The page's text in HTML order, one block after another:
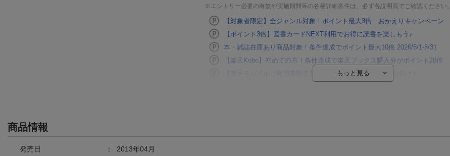
※エントリー必要の有無や実施期間等の各種詳細条件は、必ず各説明頁でご確認ください。
【対象者限定】全ジャンル対象！ポイント最大3倍 おかえりキャンペーン
【ポイント3倍】図書カードNEXT利用でお得に読書を楽しもう♪
本・雑誌在庫あり商品対象！条件達成でポイント最大10倍 2026/8/1-8/31
【楽天Kobo】初めての方！条件達成で楽天ブックス購入分がポイント20倍
【楽天モバイルご利用者限定】条件達成で100万ポイント山分け！
商品情報
発売日 ： 2013年04月